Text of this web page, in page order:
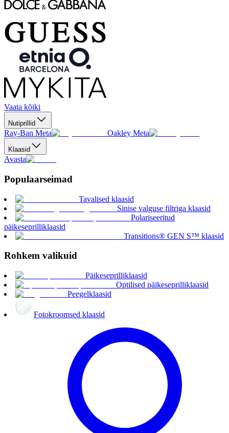
Vaata kõiki
Nutiprillid
Ray-Ban Meta Oakley Meta
Klaasid
Avasta
Populaarseimad
Tavalised klaasid
Sinise valguse filtriga klaasid
Polariseeritud
päikeseprilliklaasid
Transitions® GEN S™ klaasid
Rohkem valikuid
Päikeseprilliklaasid
Optilised päikeseprilliklaasid
Peegelklaasid
Fotokroomsed klaasid